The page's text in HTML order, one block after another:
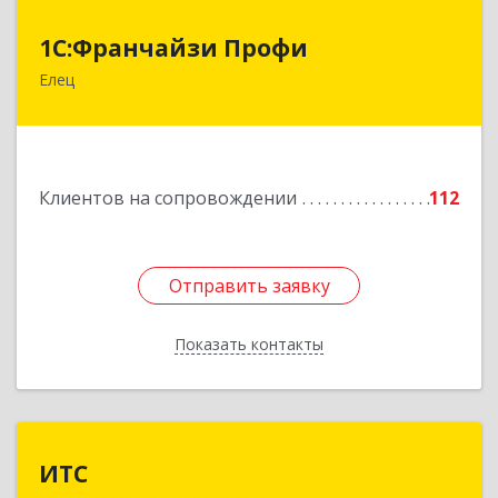
1С:Франчайзи Профи
Елец
Клиентов на сопровождении 112
Отправить заявку
Показать контакты
1С:Франчайзи Профи
Отправить заявку
Назад
ИТС